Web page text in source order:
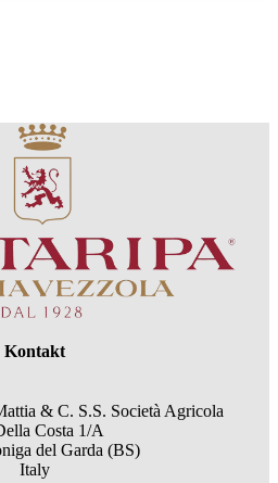
Kontakt
& C. S.S. Società Agricola
Costa 1/A
del Garda (BS)
Italy